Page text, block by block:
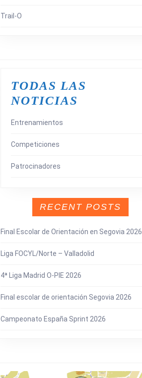
Trail-O
TODAS LAS
NOTICIAS
Entrenamientos
Competiciones
Patrocinadores
RECENT POSTS
Final Escolar de Orientación en Segovia 2026
Liga FOCYL/Norte – Valladolid
4ª Liga Madrid O-PIE 2026
Final escolar de orientación Segovia 2026
Campeonato España Sprint 2026